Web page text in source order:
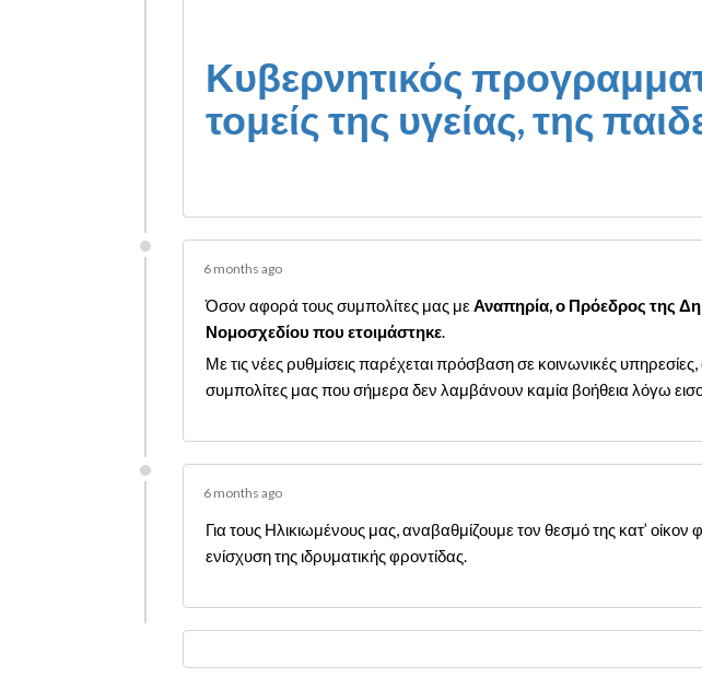
Κυβερνητικός
τομείς της υγείας, της
6 months ago
Όσον αφορά τους συμπολίτες μας μεΑναπηρία, ο Πρόεδρος της
Νομοσχεδίου που ετοιμάστηκε.
Με τις νέες ρυθμίσεις παρέχεται πρόσβαση σε κοινωνικές
συμπολίτες μας που σήμερα δεν λαμβάνουν καμία βοήθεια λόγω
6 months ago
Για τους Ηλικιωμένους μας, αναβαθμίζουμε τον θεσμό της κατ’
ενίσχυση της ιδρυματικής φροντίδας.